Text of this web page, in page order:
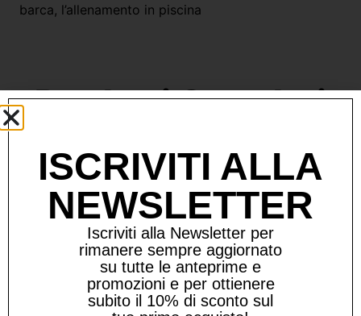
barca, l’allenamento in piscina
Prodotti Correlati
ISCRIVITI ALLA
NEWSLETTER
Iscriviti alla Newsletter per
rimanere sempre aggiornato
su tutte le anteprime e
promozioni e per ottienere
subito il 10% di sconto sul